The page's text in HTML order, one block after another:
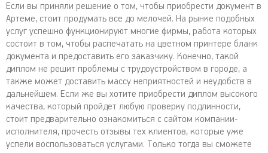
Если вы приняли решение о том, чтобы приобрести документ в
Артеме, стоит продумать все до мелочей. На рынке подобных
услуг успешно функционируют многие фирмы, работа которых
состоит в том, чтобы распечатать на цветном принтере бланк
документа и предоставить его заказчику. Конечно, такой
диплом не решит проблемы с трудоустройством в городе, а
также может доставить массу неприятностей и неудобств в
дальнейшем. Если же вы хотите приобрести диплом высокого
качества, который пройдет любую проверку подлинности,
стоит предварительно ознакомиться с сайтом компании-
исполнителя, прочесть отзывы тех клиентов, которые уже
успели воспользоваться услугами. Только тогда вы сможете